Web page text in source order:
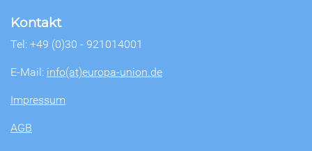
Kontakt
Tel: +49 (0)30 - 921014001
E-Mail: info(at)europa-union.de
Impressum
AGB